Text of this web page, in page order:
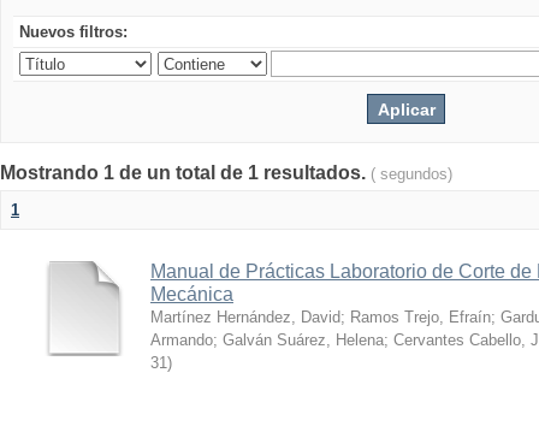
Nuevos filtros:
Mostrando 1 de un total de 1 resultados. ( segundos)
1
Manual de Prácticas Laboratorio de Corte
Mecánica
Martínez Hernández, David; Ramos Trejo, Efraín;
Armando; Galván Suárez, Helena; Cervantes Cabello,
31)